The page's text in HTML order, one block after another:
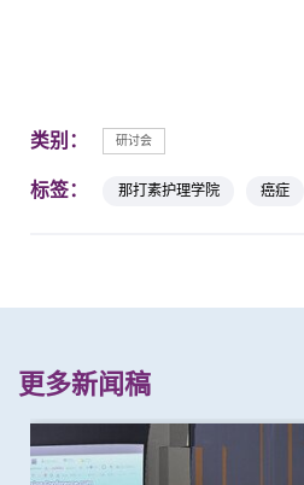
类别： 研讨会
标签： 那打素护理学院 癌症
更多新闻稿